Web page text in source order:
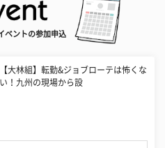
ベントの参加申込
【大林組】転勤&ジョブローテは怖くな
い！九州の現場から設